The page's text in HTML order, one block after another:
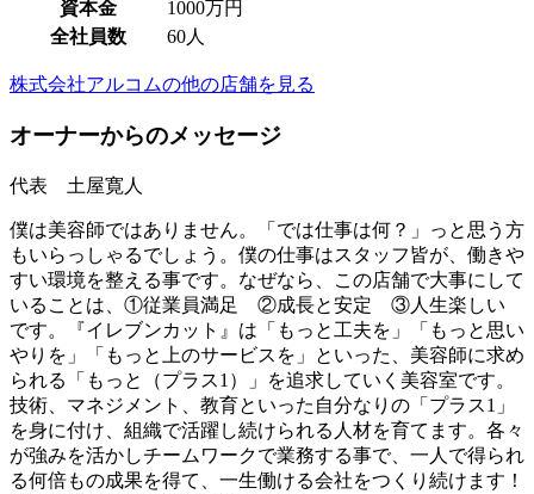
資本金
1000万円
全社員数
60人
株式会社アルコムの他の店舗を見る
オーナーからのメッセージ
代表 土屋寛人
僕は美容師ではありません。「では仕事は何？」っと思う方
もいらっしゃるでしょう。僕の仕事はスタッフ皆が、働きや
すい環境を整える事です。なぜなら、この店舗で大事にして
いることは、①従業員満足 ②成長と安定 ③人生楽しい
です。『イレブンカット』は「もっと工夫を」「もっと思い
やりを」「もっと上のサービスを」といった、美容師に求め
られる「もっと（プラス1）」を追求していく美容室です。
技術、マネジメント、教育といった自分なりの「プラス1」
を身に付け、組織で活躍し続けられる人材を育てます。各々
が強みを活かしチームワークで業務する事で、一人で得られ
る何倍もの成果を得て、一生働ける会社をつくり続けます！